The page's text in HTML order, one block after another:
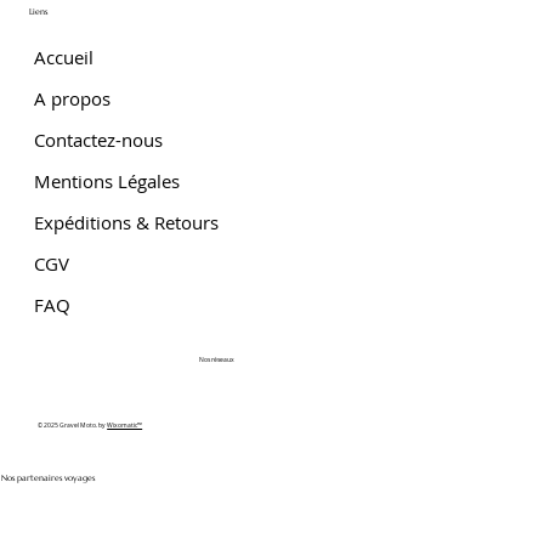
Liens
Accueil
A propos
Contactez-nous
Mentions Légales
Expéditions & Retours
CGV
FAQ
Nos partenaires voyages
© 2025 Gravel Moto. byWixomatic™
Nos réseaux